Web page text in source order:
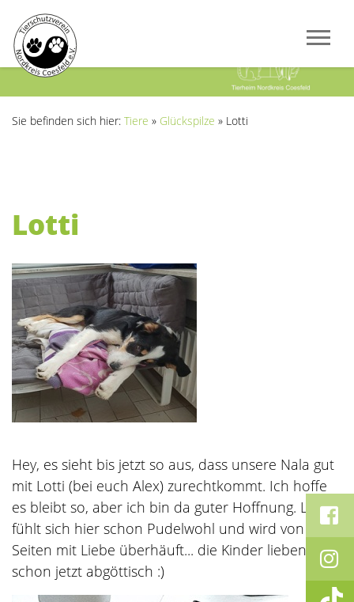
Sie befinden sich hier: Tiere » Glückspilze » Lotti
Lotti
Hey, es sieht bis jetzt so aus, dass unsere Nala gut
mit Lotti (bei euch Alex) zurechtkommt. Ich hoffe
es bleibt so, aber ich bin da guter Hoffnung. Lotti
fühlt sich hier schon Pudelwohl und wird von allen
Seiten mit Liebe überhäuft... die Kinder lieben sie
schon jetzt abgöttisch :)